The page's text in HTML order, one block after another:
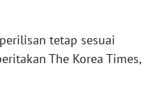
tetap sesuai
The Korea Times,